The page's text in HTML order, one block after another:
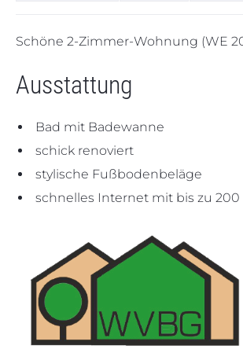
Schöne 2-Zimmer-Wohnung (WE
Ausstattung
Bad mit Badewanne
schick renoviert
stylische Fußbodenbeläge
schnelles Internet mit bis zu